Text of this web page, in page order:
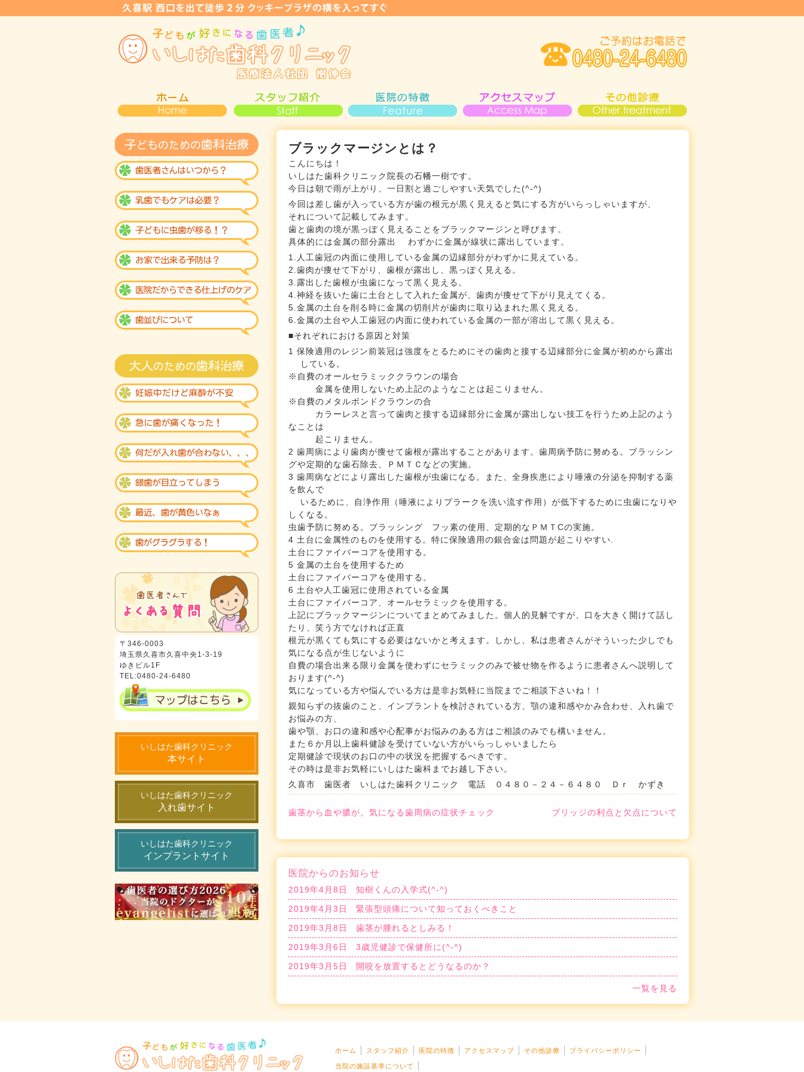
ブラックマージンとは？
こんにちは！
いしはた歯科クリニック院長の石幡一樹です。
今日は朝で雨が上がり、一日割と過ごしやすい天気でした(^-^)
今回は差し歯が入っている方が歯の根元が黒く見えると気にする方がいらっしゃいますが、
それについて記載してみます。
歯と歯肉の境が黒っぽく見えることをブラックマージンと呼びます。
具体的には金属の部分露出 わずかに金属が線状に露出しています。
1.人工歯冠の内面に使用している金属の辺縁部分がわずかに見えている。
2.歯肉が痩せて下がり、歯根が露出し、黒っぽく見える。
3.露出した歯根が虫歯になって黒く見える。
4.神経を抜いた歯に土台として入れた金属が、歯肉が痩せて下がり見えてくる。
5.金属の土台を削る時に金属の切削片が歯肉に取り込まれた黒く見える。
6.金属の土台や人工歯冠の内面に使われている金属の一部が溶出して黒く見える。
■それぞれにおける原因と対策
1 保険適用のレジン前装冠は強度をとるためにその歯肉と接する辺縁部分に金属が初めから露出
している。
※自費のオールセラミッククラウンの場合
金属を使用しないため上記のようなことは起こりません。
※自費のメタルボンドクラウンの合
カラーレスと言って歯肉と接する辺縁部分に金属が露出しない技工を行うため上記のよう
なことは
起こりません。
2 歯周病により歯肉が痩せて歯根が露出することがあります。歯周病予防に努める。ブラッシン
グや定期的な歯石除去、ＰＭＴＣなどの実施。
3 歯周病などにより露出した歯根が虫歯になる。また、全身疾患により唾液の分泌を抑制する薬
を飲んで
いるために、自浄作用（唾液によりプラークを洗い流す作用）が低下するために虫歯になりや
しくなる。
虫歯予防に努める。ブラッシング フッ素の使用、定期的なＰＭＴCの実施。
4 土台に金属性のものを使用する。特に保険適用の銀合金は問題が起こりやすい.
土台にファイバーコアを使用する。
5 金属の土台を使用するため
土台にファイバーコアを使用する。
6 土台や人工歯冠に使用されている金属
土台にファイバーコア、オールセラミックを使用する。
上記にブラックマージンについてまとめてみました。個人的見解ですが、口を大きく開けて話し
たり、笑う方でなければ正直
根元が黒くても気にする必要はないかと考えます。しかし、私は患者さんがそういった少しでも
気になる点が生じないように
自費の場合出来る限り金属を使わずにセラミックのみで被せ物を作るように患者さんへ説明して
おります(^-^)
気になっている方や悩んでいる方は是非お気軽に当院までご相談下さいね！！
親知らずの抜歯のこと、インプラントを検討されている方、顎の違和感やかみ合わせ、入れ歯で
お悩みの方、
歯や顎、お口の違和感や心配事がお悩みのある方はご相談のみでも構いません。
また６か月以上歯科健診を受けていない方がいらっしゃいましたら
定期健診で現状のお口の中の状況を把握するべきです。
その時は是非お気軽にいしはた歯科までお越し下さい。
久喜市 歯医者 いしはた歯科クリニック 電話 ０４８０－２４－６４８０ Ｄｒ かずき
歯茎から血や膿が。気になる歯周病の症状チェック ブリッジの利点と欠点について
医院からのお知らせ
2019年4月8日
知樹くんの入学式(^-^)
2019年4月3日
緊張型頭痛について知っておくべきこと
2019年3月8日
歯茎が腫れるとしみる！
2019年3月6日
3歳児健診で保健所に(^-^)
2019年3月5日
開咬を放置するとどうなるのか？
一覧を見る
〒346-0003
埼玉県久喜市久喜中央1-3-19
ゆきビル1F
TEL:0480-24-6480
いしはた歯科クリニック
本サイト
いしはた歯科クリニック
入れ歯サイト
いしはた歯科クリニック
インプラントサイト
ホーム スタッフ紹介 医院の特徴 アクセスマップ その他診療 プライバシーポリシー
当院の施設基準について